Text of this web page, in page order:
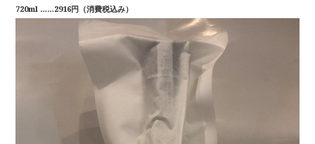
720ml ……2916円（消費税込み）